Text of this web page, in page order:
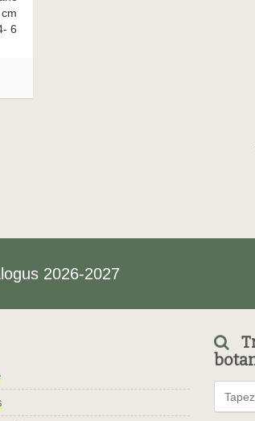
6
2026-2027